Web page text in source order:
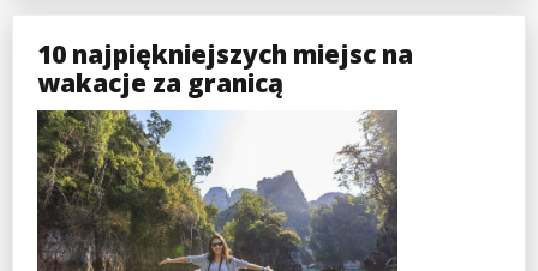
10 najpiękniejszych miejsc na
wakacje za granicą